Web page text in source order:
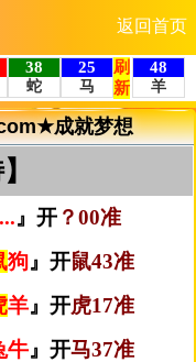
返回首页
成就梦想
』开 ？00准
狗』开鼠43准
羊』开虎17准
牛』开马37准